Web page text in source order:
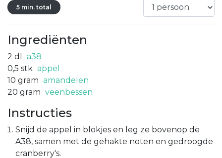
5 min. total
Ingrediënten
2 dl
a38
0,5 stk appel
10 gram amandelen
20 gram veenbessen
Instructies
Snijd de appel in blokjes en leg ze bovenop de
A38, samen met de gehakte noten en gedroogde
cranberry's.